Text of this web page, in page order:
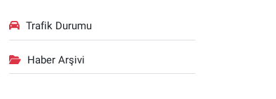
Trafik Durumu
Haber Arşivi